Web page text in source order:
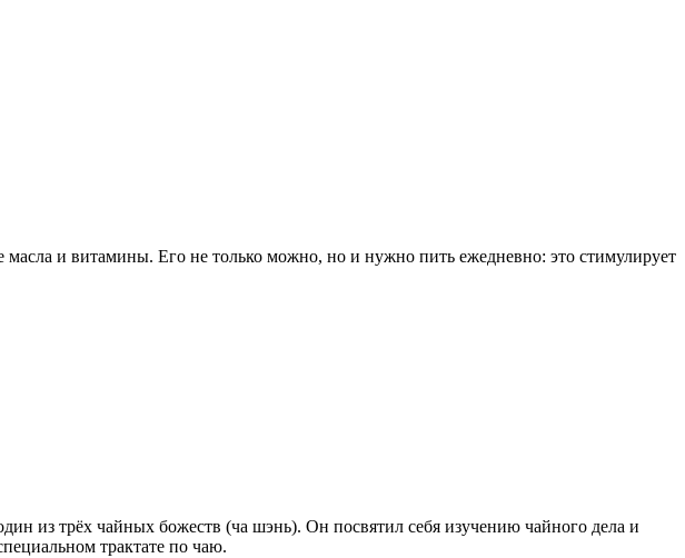
и витамины. Его не только можно, но и нужно пить ежедневно: это стимулирует
из трёх чайных божеств (ча шэнь). Он посвятил себя изучению чайного дела и
трактате по чаю.